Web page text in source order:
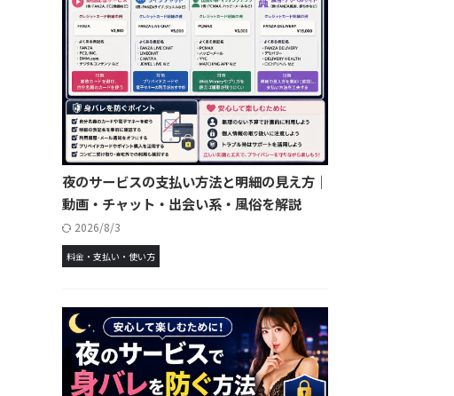
夜のサービスの支払い方法と明細の見え方｜
動画・チャット・出会い系・風俗を解説
2026/8/3
料金・支払い・使い方